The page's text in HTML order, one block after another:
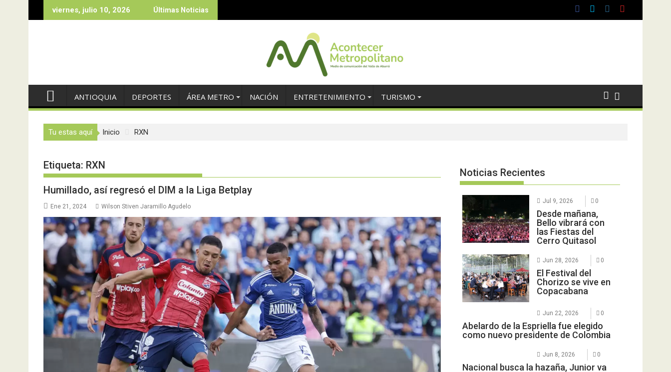
viernes, julio 10, 2026 Últimas Noticias
ANTIOQUIA DEPORTES ÁREA METRO NACIÓN ENTRETENIMIENTO TURISMO
Tu estas aquí Inicio RXN
Etiqueta: RXN
Humillado, así regresó el DIM a la Liga Betplay
Ene 21, 2024 Wilson Stiven Jaramillo Agudelo
Noticias Recientes
Jul 9, 2026 0
Desde mañana,
Bello vibrará con
las Fiestas del
Cerro Quitasol
Jun 28, 2026 0
El Festival del
Chorizo se vive en
Copacabana
Jun 22, 2026 0
Abelardo de la Espriella fue elegido
como nuevo presidente de Colombia
Jun 8, 2026 0
Nacional busca la hazaña, Junior va